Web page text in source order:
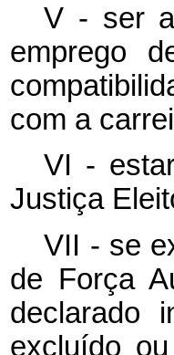
V - ser
emprego
com a
VI -
Justiça
VII - se
de Força
declarado
excluído